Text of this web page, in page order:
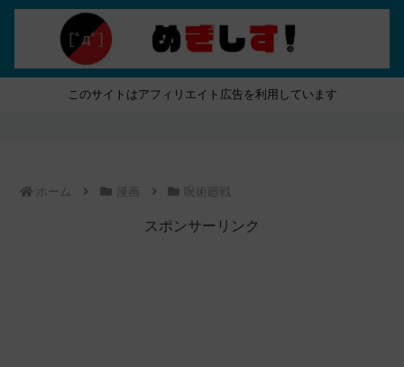
このサイトはアフィリエイト広告を利用しています
ホーム 漫画 呪術廻戦
スポンサーリンク